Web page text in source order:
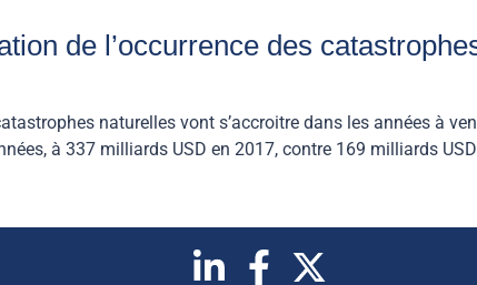
de l’occurrence des
naturelles vont s’accroitre dans les années à
à 337 milliards USD en 2017, contre 169 milliards